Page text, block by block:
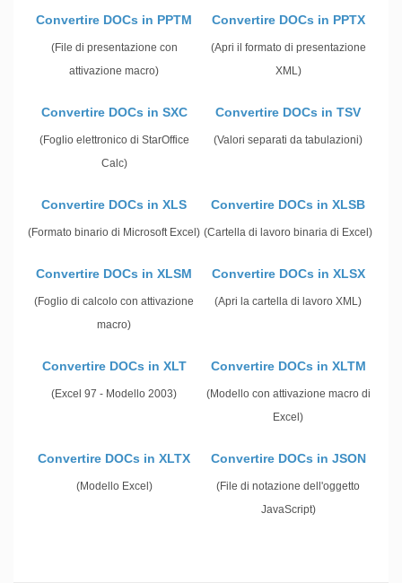
Convertire DOCs in PPTM
(File di presentazione con
attivazione macro)
Convertire DOCs in PPTX
(Apri il formato di presentazione
XML)
Convertire DOCs in SXC
(Foglio elettronico di StarOffice
Calc)
Convertire DOCs in TSV
(Valori separati da tabulazioni)
Convertire DOCs in XLS
(Formato binario di Microsoft Excel)
Convertire DOCs in XLSB
(Cartella di lavoro binaria di Excel)
Convertire DOCs in XLSM
(Foglio di calcolo con attivazione
macro)
Convertire DOCs in XLSX
(Apri la cartella di lavoro XML)
Convertire DOCs in XLT
(Excel 97 - Modello 2003)
Convertire DOCs in XLTM
(Modello con attivazione macro di
Excel)
Convertire DOCs in XLTX
(Modello Excel)
Convertire DOCs in JSON
(File di notazione dell'oggetto
JavaScript)